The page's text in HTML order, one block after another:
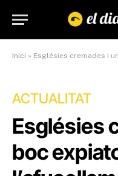
Inici » Esglésies cremades i un boc
ACTUALITAT
Esglésies
boc